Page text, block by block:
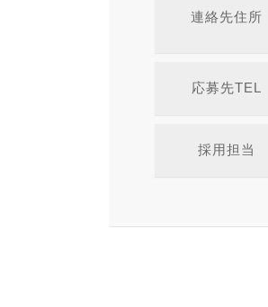
連絡先住所
応募先TEL
採用担当